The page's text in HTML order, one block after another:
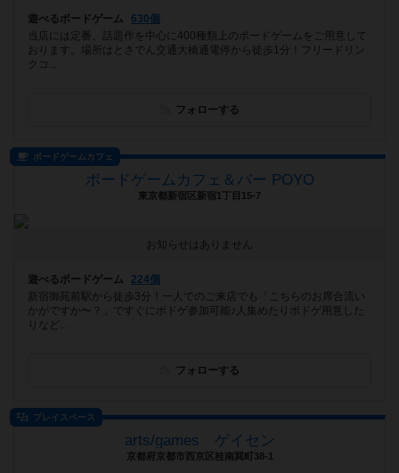
遊べるボードゲーム
630個
当店には定番、話題作を中心に400種類上のボードゲームをご用意して
おります。場所はとさでん交通大橋通電停から徒歩1分！フリードリン
クコ...
フォローする
ボードゲームカフェ
ボードゲームカフェ＆バー POYO
東京都新宿区新宿1丁目15-7
お知らせはありません
遊べるボードゲーム
224個
新宿御苑前駅から徒歩3分！一人でのご来店でも「こちらのお席合流い
かがですか〜？」ですぐにボドゲ参加可能♪人集めたりボドゲ用意した
りなど...
フォローする
プレイスペース
arts/games ゲイセン
京都府京都市西京区桂南巽町38-1